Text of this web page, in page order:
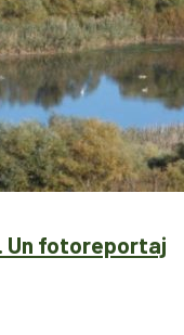
Un fotoreportaj